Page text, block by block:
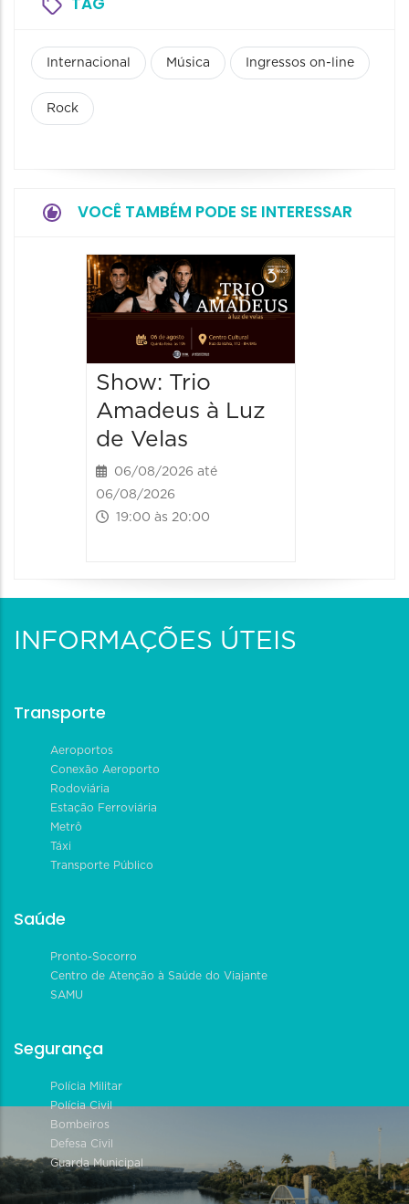
Internacional Música Ingressos on-line
Rock
VOCÊ TAMBÉM PODE SE INTERESSAR
Show: Trio
Amadeus à Luz
de Velas
06/08/2026 até
06/08/2026
19:00 às 20:00
INFORMAÇÕES ÚTEIS
Transporte
Aeroportos
Conexão Aeroporto
Rodoviária
Estação Ferroviária
Metrô
Táxi
Transporte Público
Saúde
Pronto-Socorro
Centro de Atenção à Saúde do Viajante
SAMU
Segurança
Polícia Militar
Polícia Civil
Bombeiros
Defesa Civil
Guarda Municipal